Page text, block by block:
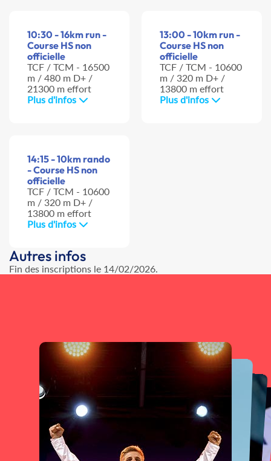
10:30 - 16km run -
Course HS non
officielle
TCF / TCM - 16500
m / 480 m D+ /
21300 m effort
Plus d'infos
13:00 - 10km run -
Course HS non
officielle
TCF / TCM - 10600
m / 320 m D+ /
13800 m effort
Plus d'infos
14:15 - 10km rando
- Course HS non
officielle
TCF / TCM - 10600
m / 320 m D+ /
13800 m effort
Plus d'infos
Autres infos
Fin des inscriptions le 14/02/2026.